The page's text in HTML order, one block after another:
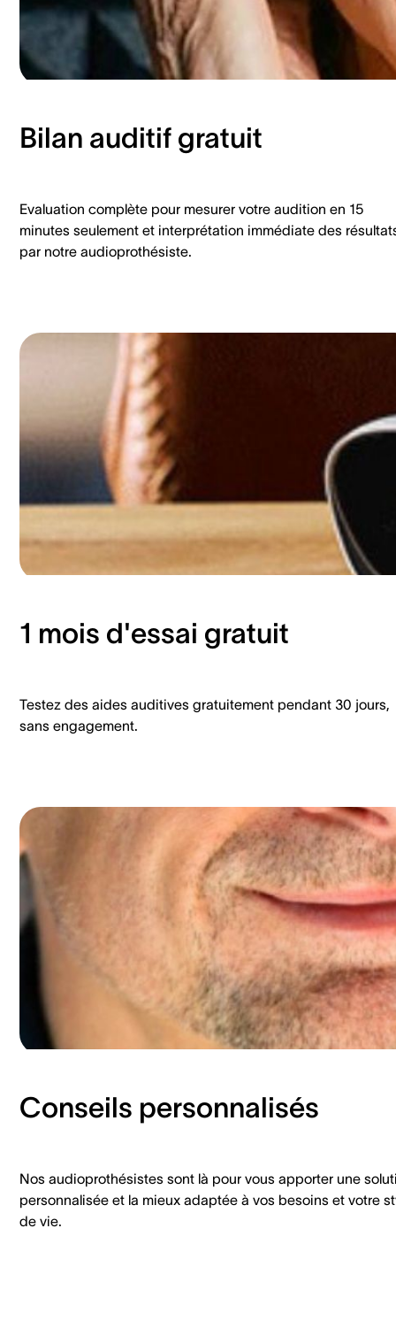
Bilan auditif gratuit
Evaluation complète pour mesurer votre audition en 15
minutes seulement et interprétation immédiate des
par notre audioprothésiste.
1 mois d'essai gratuit
Testez des aides auditives gratuitement pendant 30 jours,
sans engagement.
Conseils personnalisés
Nos audioprothésistes sont là pour vous apporter une
personnalisée et la mieux adaptée à vos besoins et votre
de vie.